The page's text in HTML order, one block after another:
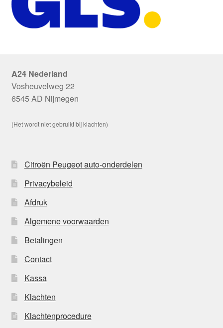
A24 Nederland
Vosheuvelweg 22
6545 AD Nijmegen
(Het wordt niet gebruikt bij klachten)
Citroën Peugeot auto-onderdelen
Privacybeleid
Afdruk
Algemene voorwaarden
Betalingen
Contact
Kassa
Klachten
Klachtenprocedure